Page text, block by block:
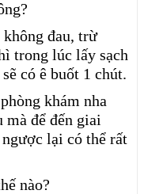
đau, trừ
trong lúc lấy sạch
có ê buốt 1 chút.
khám nha
mà để đến giai
lại có thể rất
nào?